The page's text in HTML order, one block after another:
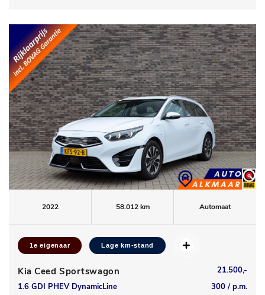
2022 58.012 km Automaat
1e eigenaar Lage km-stand
Kia Ceed Sportswagon
21.500,-
1.6 GDI PHEV DynamicLine
300 / p.m.